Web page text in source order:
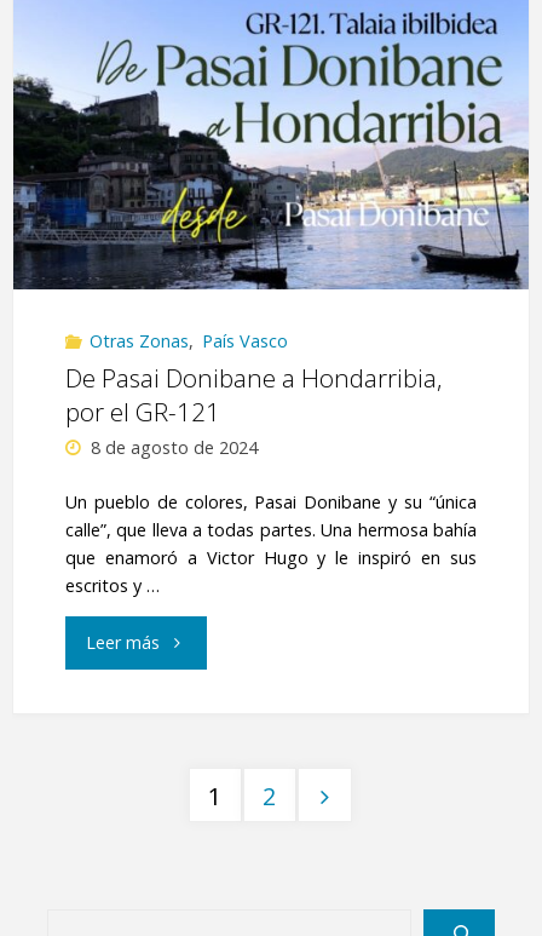
desde
Iturriotz"
Otras Zonas, País Vasco
De Pasai Donibane a Hondarribia,
por el GR-121
8 de agosto de 2024
Un pueblo de colores, Pasai Donibane y su “única
calle”, que lleva a todas partes. Una hermosa bahía
que enamoró a Victor Hugo y le inspiró en sus
escritos y …
Leer más"De
1 2